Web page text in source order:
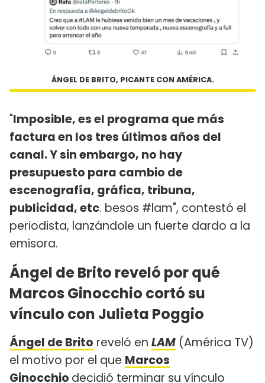
ÁNGEL DE BRITO, PICANTE CON AMÉRICA.
"Imposible, es el programa que más
factura en los tres últimos años del
canal. Y sin embargo, no hay
presupuesto para cambio de
escenografía, gráfica, tribuna,
publicidad, etc. besos #lam", contestó el
periodista, lanzándole un fuerte dardo a la
emisora.
Ángel de Brito reveló por qué
Marcos Ginocchio cortó su
vínculo con Julieta Poggio
Ángel de Brito reveló en LAM (América TV)
el motivo por el que Marcos
Ginocchio decidió terminar su vínculo